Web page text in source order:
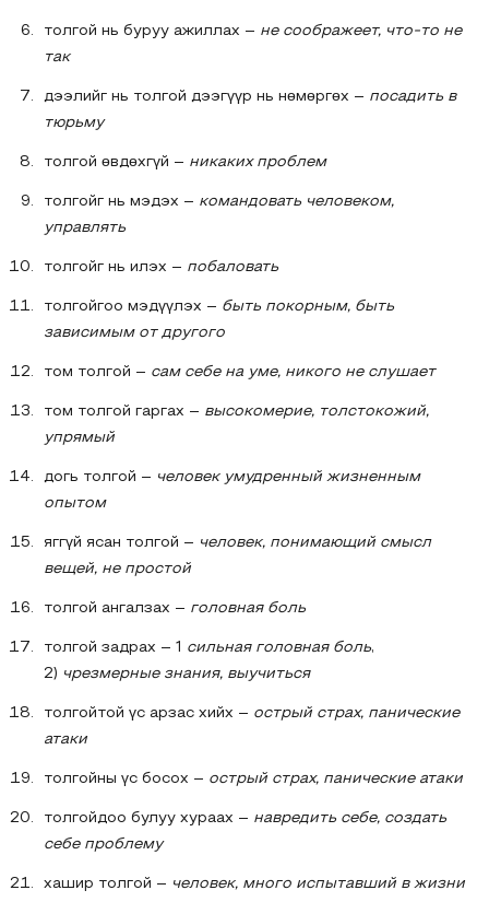
толгой нь буруу ажиллах – не соображеет, что-то не
так
дээлийг нь толгой дээгүүр нь нөмөргөх – посадить в
тюрьму
толгой өвдөхгүй – никаких проблем
толгойг нь мэдэх – командовать человеком,
управлять
толгойг нь илэх – побаловать
толгойгоо мэдүүлэх – быть покорным, быть
зависимым от другого
том толгой – сам себе на уме, никого не слушает
том толгой гаргах – высокомерие, толстокожий,
упрямый
догь толгой – человек умудренный жизненным
опытом
яггүй ясан толгой – человек, понимающий смысл
вещей, не простой
толгой ангалзах – головная боль
толгой задрах – 1 сильная головная боль,
2) чрезмерные знания, выучиться
толгойтой үс арзас хийх – острый страх, панические
атаки
толгойны үс босох – острый страх, панические атаки
толгойдоо булуу хураах – навредить себе, создать
себе проблему
хашир толгой – человек, много испытавший в жизни